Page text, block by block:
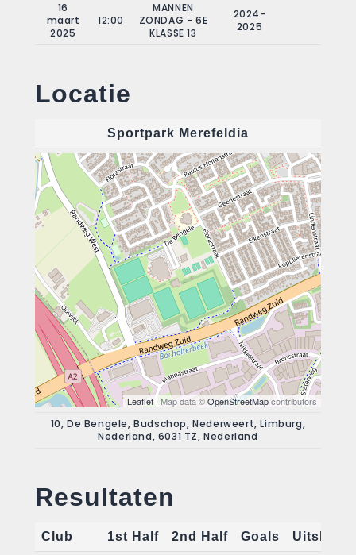
16
maart
2025
12:00
MANNEN
ZONDAG - 6E
KLASSE 13
2024-
2025
Locatie
Sportpark Merefeldia
Leaflet | Map data ©OpenStreetMapcontributors
10, De Bengele, Budschop, Nederweert, Limburg,
Nederland, 6031 TZ, Nederland
Resultaten
Club 1st Half 2nd Half Goals
Uitslag